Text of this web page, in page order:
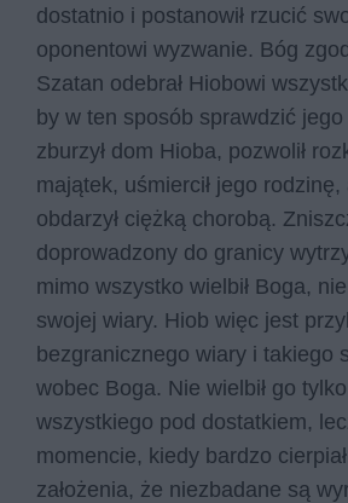
dostatnio i postanowił rzucić
oponentowi wyzwanie. Bóg
Szatan odebrał Hiobowi
by w ten sposób sprawdzić
zburzył dom Hioba, pozwolił
majątek, uśmiercił jego
obdarzył ciężką chorobą.
doprowadzony do granicy
mimo wszystko wielbił Boga, nie
swojej wiary. Hiob więc jest
bezgranicznego wiary i takiego
wobec Boga. Nie wielbił go
wszystkiego pod dostatkiem,
momencie, kiedy bardzo
założenia, że niezbadane są